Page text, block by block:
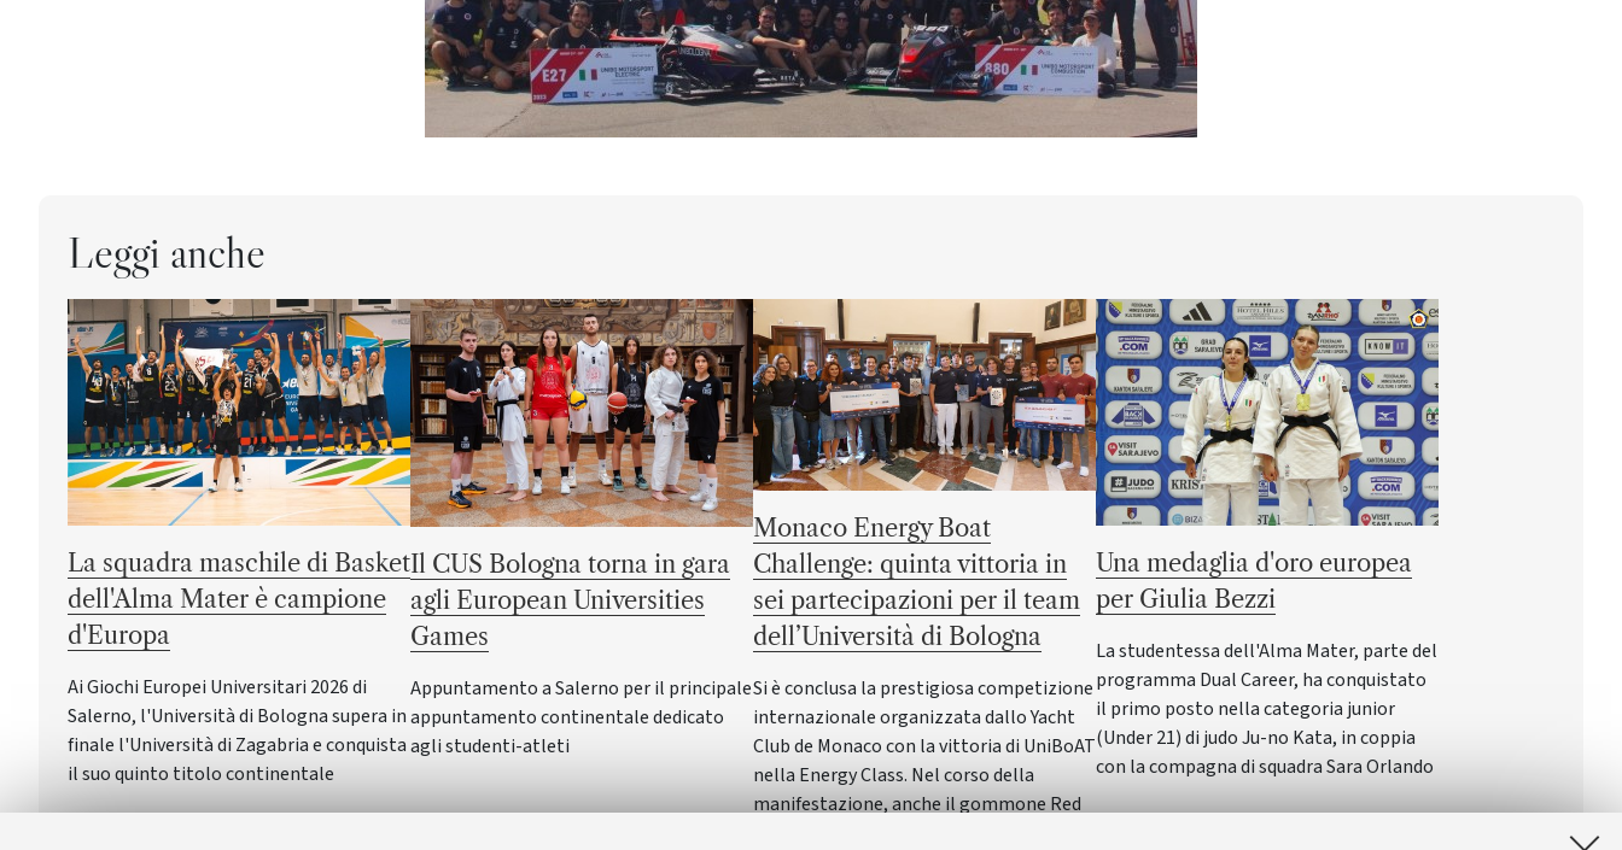
Leggi anche
La squadra maschile di Basket
dell'Alma Mater è campione
d'Europa
Ai Giochi Europei Universitari 2026 di
Salerno, l'Università di Bologna supera in
finale l'Università di Zagabria e conquista
il suo quinto titolo continentale
Il CUS Bologna torna in gara
agli European Universities
Games
Appuntamento a Salerno per il principale
appuntamento continentale dedicato
agli studenti-atleti
Monaco Energy Boat
Challenge: quinta vittoria in
sei partecipazioni per il team
dell’Università di Bologna
Si è conclusa la prestigiosa competizione
internazionale organizzata dallo Yacht
Club de Monaco con la vittoria di UniBoAT
nella Energy Class. Nel corso della
manifestazione, anche il gommone Red
Una medaglia d'oro europea
per Giulia Bezzi
La studentessa dell'Alma Mater, parte del
programma Dual Career, ha conquistato
il primo posto nella categoria junior
(Under 21) di judo Ju-no Kata, in coppia
con la compagna di squadra Sara Orlando